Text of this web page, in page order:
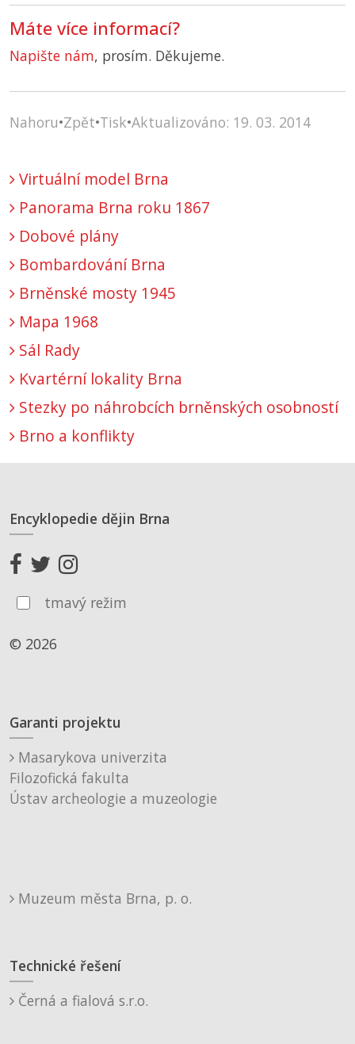
Máte více informací?
Napište nám, prosím. Děkujeme.
Nahoru•Zpět•Tisk•Aktualizováno: 19. 03. 2014
Virtuální model Brna
Panorama Brna roku 1867
Dobové plány
Bombardování Brna
Brněnské mosty 1945
Mapa 1968
Sál Rady
Kvartérní lokality Brna
Stezky po náhrobcích brněnských osobností
Brno a konflikty
Encyklopedie dějin Brna
tmavý režim
© 2026
Garanti projektu
Masarykova univerzita
Filozofická fakulta
Ústav archeologie a muzeologie
Muzeum města Brna, p. o.
Technické řešení
Černá a fialová s.r.o.